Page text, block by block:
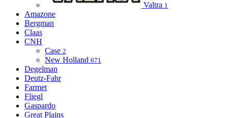
Valtra 1
Amazone
Bergman
Claas
CNH
Case 2
New Holland 671
Degelman
Deutz-Fahr
Farmet
Fliegl
Gaspardo
Great Plains